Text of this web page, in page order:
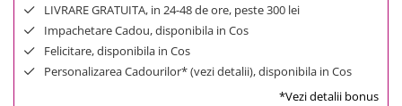
LIVRARE GRATUITA, in 24-48 de ore, peste 300 lei
Impachetare Cadou, disponibila in Cos
Felicitare, disponibila in Cos
Personalizarea Cadourilor* (vezi detalii), disponibila in Cos
*Vezi detalii bonus